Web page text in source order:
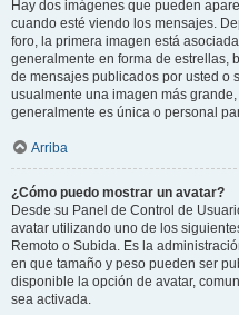
Hay dos imágenes que pueden
cuando esté viendo los mensajes.
foro, la primera imagen está
generalmente en forma de estrellas,
de mensajes publicados por usted o
usualmente una imagen más
generalmente es única o personal
Arriba
¿Cómo puedo mostrar un avatar?
Desde su Panel de Control de
avatar utilizando uno de los
Remoto o Subida. Es la
en que tamaño y peso pueden ser
disponible la opción de avatar,
sea activada.